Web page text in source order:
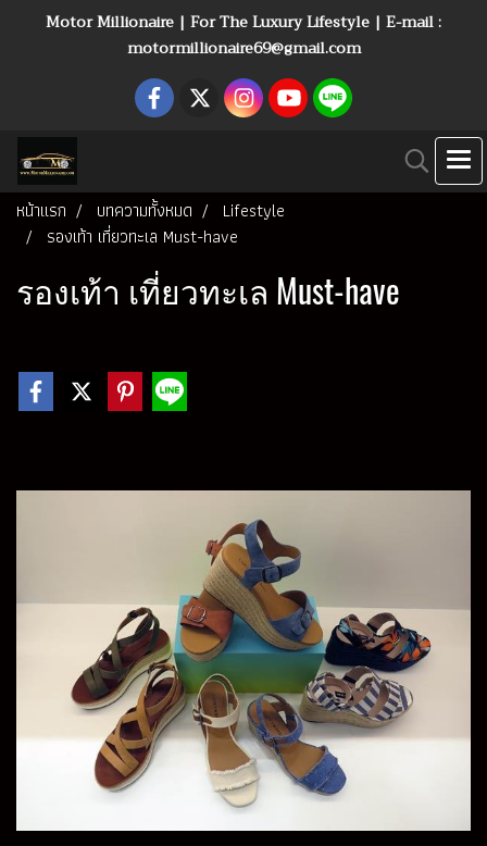
Motor Millionaire | For The Luxury Lifestyle | E-mail :
motormillionaire69@gmail.com
หน้าแรก บทความทั้งหมด
Lifestyle
รองเท้า เที่ยวทะเล Must-have
รองเท้า เที่ยวทะเล Must-have